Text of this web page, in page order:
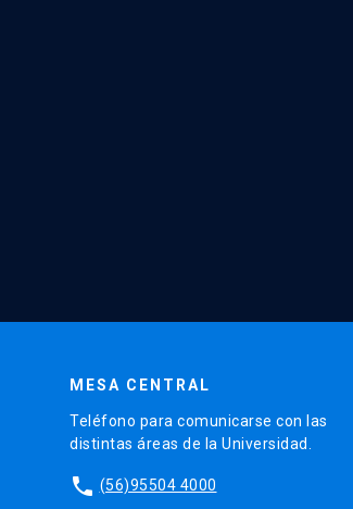
MESA CENTRAL
Teléfono para comunicarse con las
distintas áreas de la Universidad.
phone (56)95504 4000